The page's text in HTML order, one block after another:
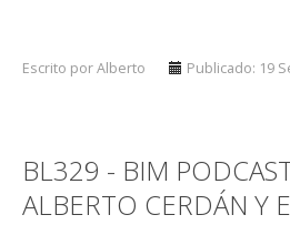
Escrito por Alberto Publicado: 19
BL329 - BIM
ALBERTO CERDÁN Y